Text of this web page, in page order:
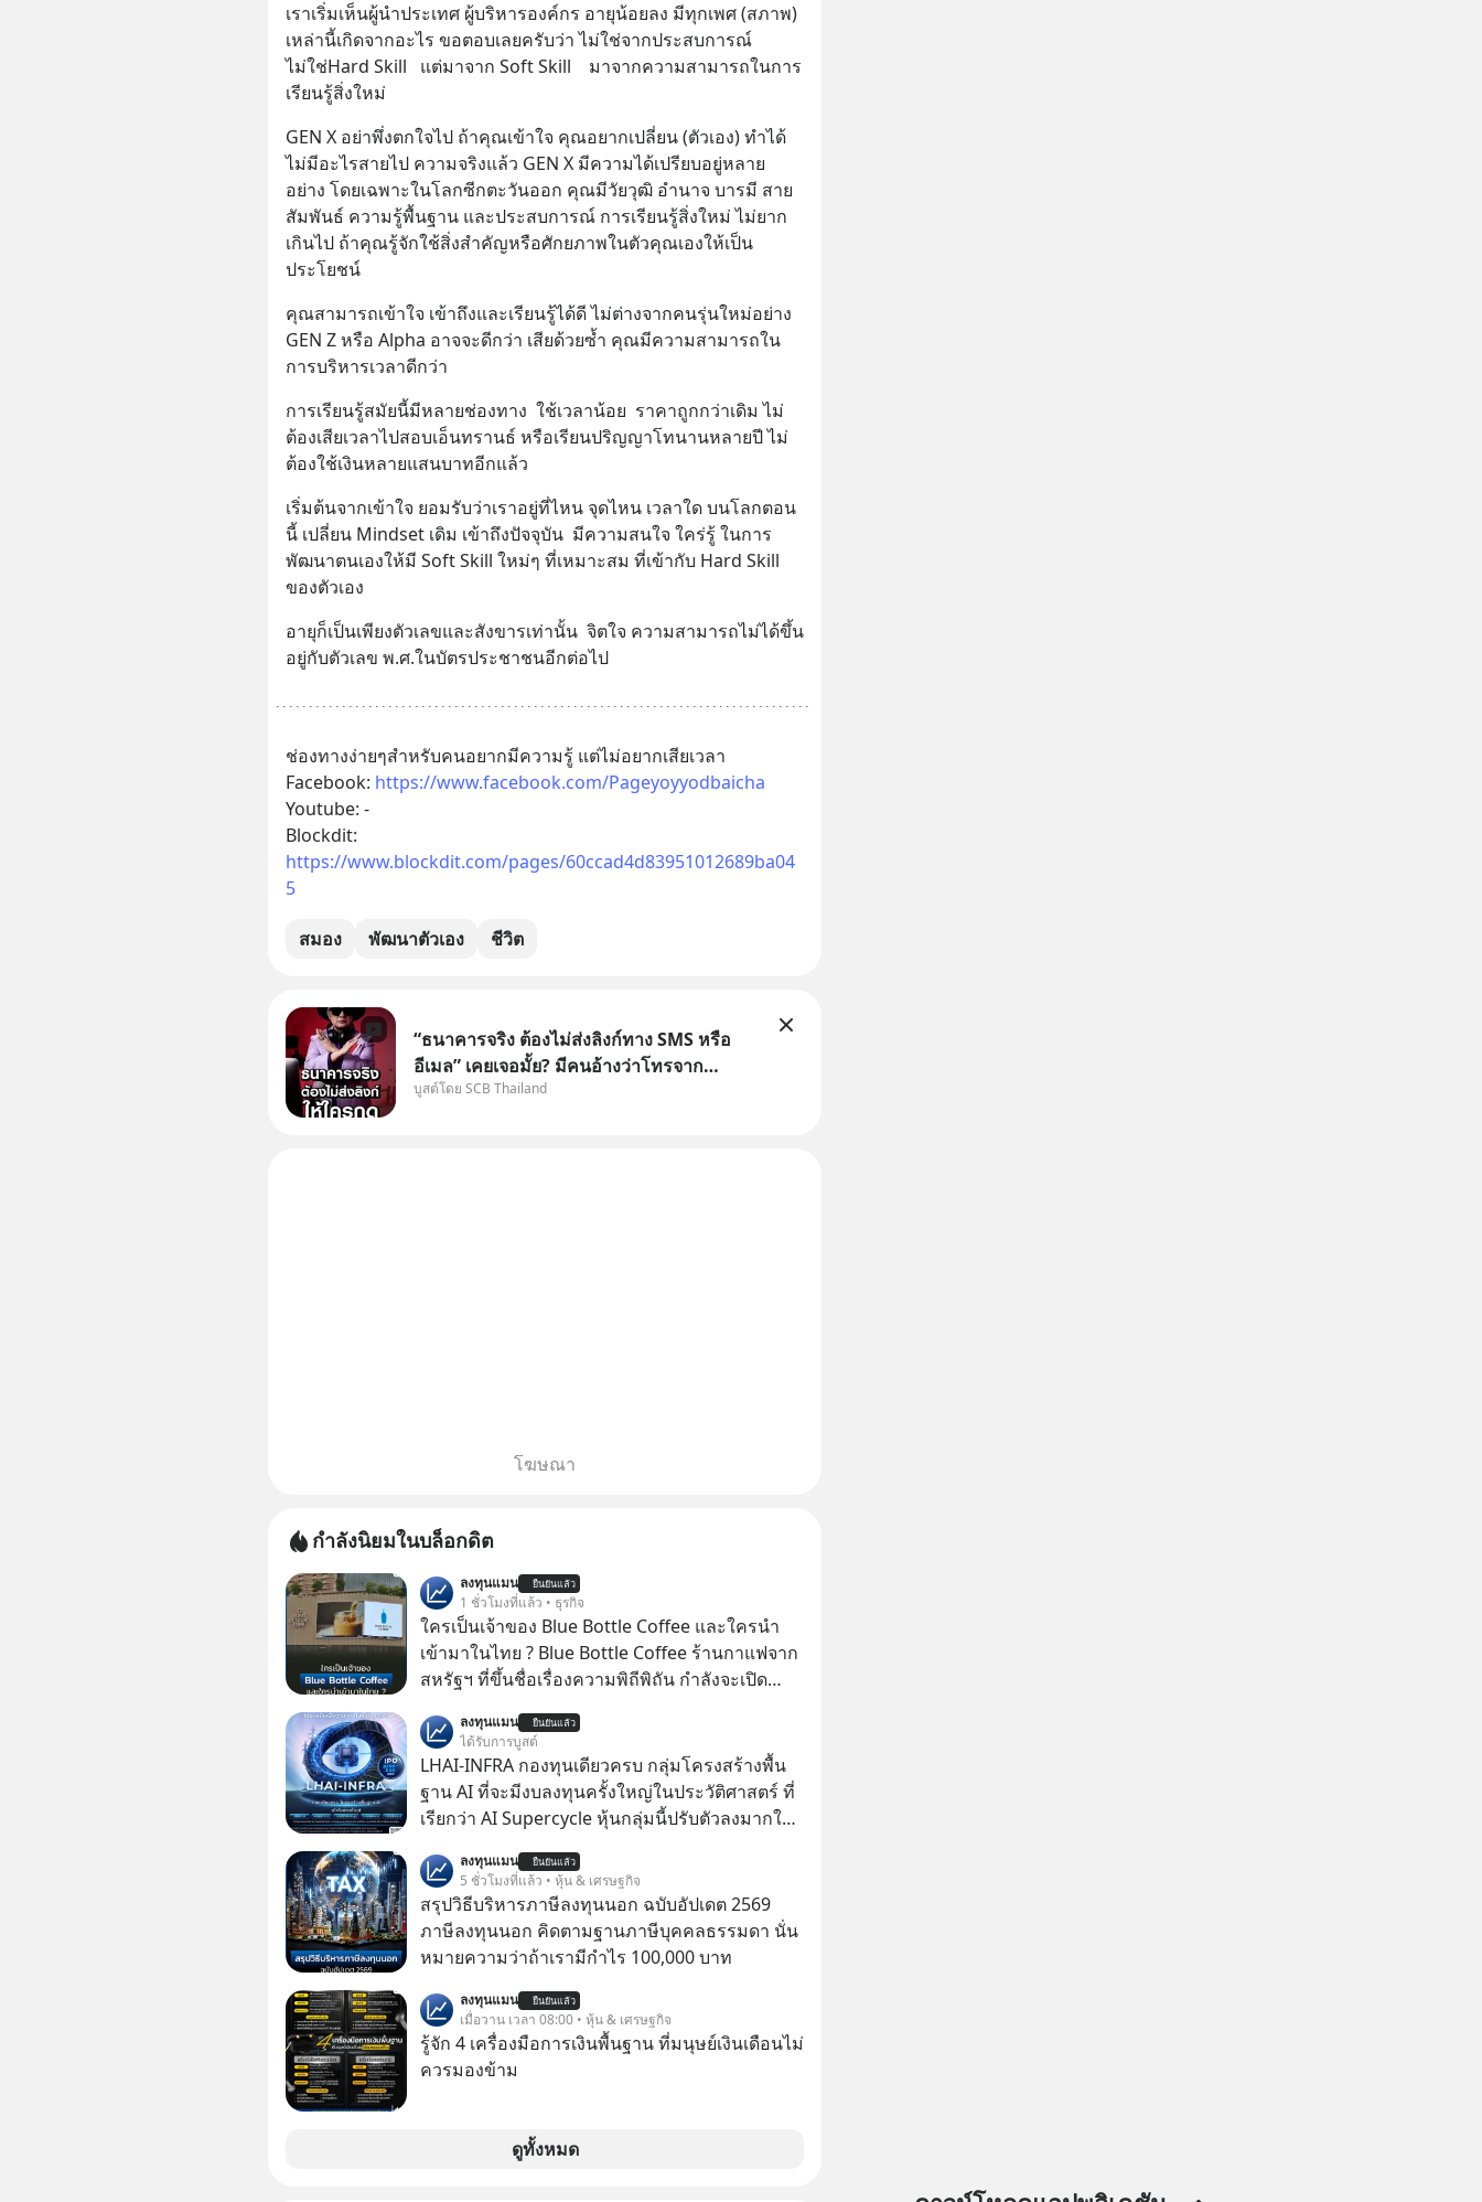
เราเริ่มเห็นผู้นำประเทศ ผู้บริหารองค์กร อายุน้อยลง มีทุกเพศ (สภาพ)
เหล่านี้เกิดจากอะไร ขอตอบเลยครับว่า ไม่ใช่จากประสบการณ์
ไม่ใช่Hard Skill   แต่มาจาก Soft Skill    มาจากความสามารถในการ
เรียนรู้สิ่งใหม่
GEN X อย่าพึ่งตกใจไป ถ้าคุณเข้าใจ คุณอยากเปลี่ยน (ตัวเอง) ทำได้
ไม่มีอะไรสายไป ความจริงแล้ว GEN X มีความได้เปรียบอยู่หลาย
อย่าง โดยเฉพาะในโลกซีกตะวันออก คุณมีวัยวุฒิ อำนาจ บารมี สาย
สัมพันธ์ ความรู้พื้นฐาน และประสบการณ์ การเรียนรู้สิ่งใหม่ ไม่ยาก
เกินไป ถ้าคุณรู้จักใช้สิ่งสำคัญหรือศักยภาพในตัวคุณเองให้เป็น
ประโยชน์
คุณสามารถเข้าใจ เข้าถึงและเรียนรู้ได้ดี ไม่ต่างจากคนรุ่นใหม่อย่าง
GEN Z หรือ Alpha อาจจะดีกว่า เสียด้วยซ้ำ คุณมีความสามารถใน
การบริหารเวลาดีกว่า
การเรียนรู้สมัยนี้มีหลายช่องทาง  ใช้เวลาน้อย  ราคาถูกกว่าเดิม ไม่
ต้องเสียเวลาไปสอบเอ็นทรานธ์ หรือเรียนปริญญาโทนานหลายปี ไม่
ต้องใช้เงินหลายแสนบาทอีกแล้ว
เริ่มต้นจากเข้าใจ ยอมรับว่าเราอยู่ที่ไหน จุดไหน เวลาใด บนโลกตอน
นี้ เปลี่ยน Mindset เดิม เข้าถึงปัจจุบัน  มีความสนใจ ใคร่รู้ ในการ
พัฒนาตนเองให้มี Soft Skill ใหม่ๆ ที่เหมาะสม ที่เข้ากับ Hard Skill
ของตัวเอง
อายุก็เป็นเพียงตัวเลขและสังขารเท่านั้น  จิตใจ ความสามารถไม่ได้ขึ้น
อยู่กับตัวเลข พ.ศ.ในบัตรประชาชนอีกต่อไป
ช่องทางง่ายๆสำหรับคนอยากมีความรู้ แต่ไม่อยากเสียเวลา
Facebook: https://www.facebook.com/Pageyoyyodbaicha
Youtube: -
https://www.blockdit.com/pages/60ccad4d83951012689ba04
5
สมอง พัฒนาตัวเอง ชีวิต
“ธนาคารจริง ต้องไม่ส่งลิงก์ทาง SMS หรือ
อีเมล” เคยเจอมั้ย? มีคนอ้างว่าโทรจาก
ธนาคาร บอกว่าบัญชีมีปัญหา แล้วให้กดลิงก์
บูสต์โดย SCB Thailand
โฆษณา
กำลังนิยมในบล็อกดิต
ลงทุนแมน ยืนยันแล้ว
1 ชั่วโมงที่แล้ว • ธุรกิจ
ใครเป็นเจ้าของ Blue Bottle Coffee และใครนำ
เข้ามาในไทย ? Blue Bottle Coffee ร้านกาแฟจาก
สหรัฐฯ ที่ขึ้นชื่อเรื่องความพิถีพิถัน กำลังจะเปิด
ลงทุนแมน ยืนยันแล้ว
ได้รับการบูสต์
LHAI-INFRA กองทุนเดียวครบ กลุ่มโครงสร้างพื้น
ฐาน AI ที่จะมีงบลงทุนครั้งใหญ่ในประวัติศาสตร์ ที่
เรียกว่า AI Supercycle หุ้นกลุ่มนี้ปรับตัวลงมากใน
ลงทุน AI อย่างต่อเนื่อง ซึ่งต้องการโครงสร้างพื้น
ฐานด้าน AI จำนวนมาก ตั้งแต่เมโมรีชิป เก็บข้อมูล
ยันระบบไฟฟ้า และระบายความร้อน
ลงทุนแมน ยืนยันแล้ว
5 ชั่วโมงที่แล้ว • หุ้น & เศรษฐกิจ
สรุปวิธีบริหารภาษีลงทุนนอก ฉบับอัปเดต 2569
ภาษีลงทุนนอก คิดตามฐานภาษีบุคคลธรรมดา นั่น
หมายความว่าถ้าเรามีกำไร 100,000 บาท
ลงทุนแมน ยืนยันแล้ว
เมื่อวาน เวลา 08:00 • หุ้น & เศรษฐกิจ
รู้จัก 4 เครื่องมือการเงินพื้นฐาน ที่มนุษย์เงินเดือนไม่
ควรมองข้าม
ดูทั้งหมด